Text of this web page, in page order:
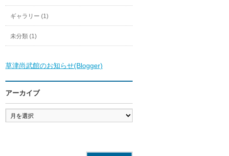
ギャラリー (1)
未分類 (1)
草津尚武館のお知らせ(Blogger)
アーカイブ
ア
ー